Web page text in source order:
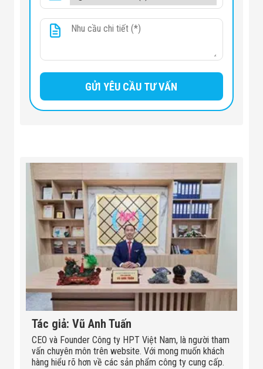
Tác giả: Vũ Anh Tuấn
CEO và Founder Công ty HPT Việt Nam, là người tham
vấn chuyên môn trên website. Với mong muốn khách
hàng hiểu rõ hơn về các sản phẩm công ty cung cấp.